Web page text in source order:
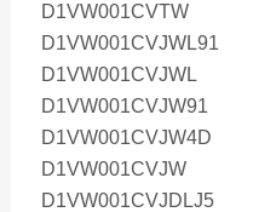
D1VW001CVTW
D1VW001CVJWL91
D1VW001CVJWL
D1VW001CVJW91
D1VW001CVJW4D
D1VW001CVJW
D1VW001CVJDLJ5